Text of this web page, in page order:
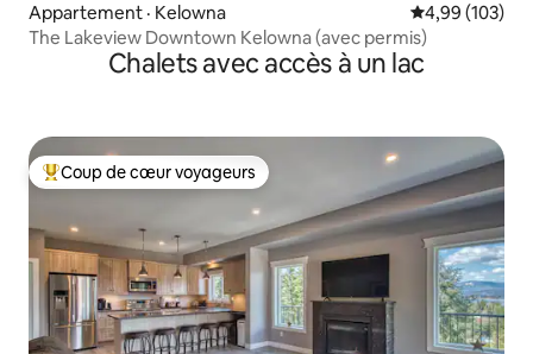
Appartement · Kelowna Note
4,99 (103)
The Lakeview Downtown Kelowna (avec permis)
Chalets avec accès à un lac
Coup de cœur voyageurs parmi les plus aimés
Coup de cœur voyageurs